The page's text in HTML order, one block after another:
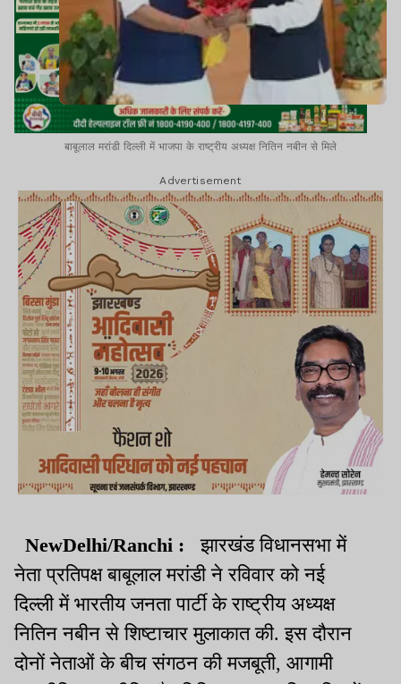
बाबूलाल मरांडी दिल्ली में भाजपा के राष्ट्रीय अध्यक्ष नितिन नबीन से मिले
Advertisement
NewDelhi/Ranchi :
झारखंड विधानसभा में
नेता प्रतिपक्ष बाबूलाल मरांडी ने रविवार को नई
दिल्ली में भारतीय जनता पार्टी के राष्ट्रीय अध्यक्ष
नितिन नबीन से शिष्टाचार मुलाकात की. इस दौरान
दोनों नेताओं के बीच संगठन की मजबूती, आगामी